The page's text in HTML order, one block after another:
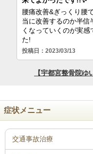
症状メニュー